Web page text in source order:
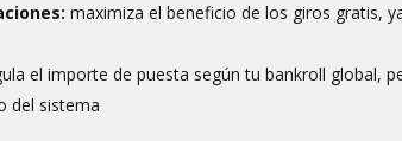
maximiza el beneficio de los giros gratis,
el importe de puesta según tu bankroll global,
del sistema